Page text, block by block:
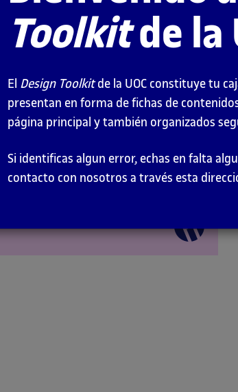
Representación
RECURSOS
Toolkitde la
El Design Toolkitde la UOC constituye tu
presentan en forma de fichas de
página principal y también organizados
Si identificas algun error, echas en falta
contacto con nosotros a través esta